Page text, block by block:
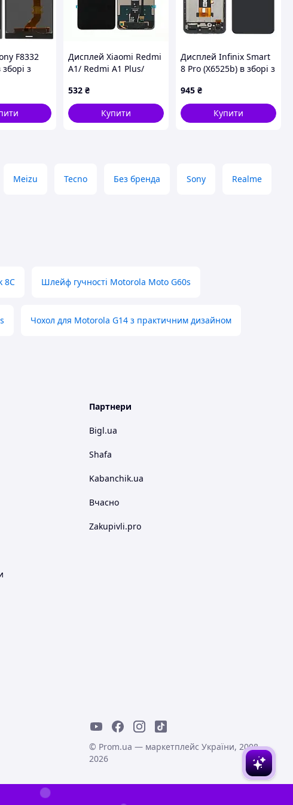
F8332
з
Дисплей Xiaomi Redmi
A1/ Redmi A1 Plus/
зборі з сенсором black
532 ₴
Купити
Дисплей Infinix Smart
8 Pro (X6525b) в зборі з
black
945 ₴
Купити
Meizu Tecno Без бренда Sony Realme
8C Шлейф гучності Motorola Moto G60s
Чохол для Motorola G14 з практичним дизайном
Партнери
Bigl.ua
Shafa
Kabanchik.ua
Вчасно
Zakupivli.pro
© Prom.ua — маркетплейс України, 2008-
2026